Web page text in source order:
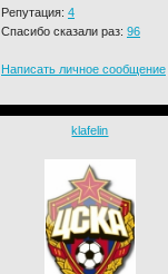
Репутация: 4
Спасибо сказали раз: 96
Написать личное сообщение
klafelin